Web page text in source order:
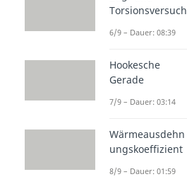
aber nicht so
können. Um
denken wir
Schnittgrößen:
erhalten wir
heißt, wir
zweimal
Torsionsversuch
6/9 – Dauer: 08:39
Hookesche
Gerade
7/9 – Dauer: 03:14
Wärmeausdehn
ungskoeffizient
8/9 – Dauer: 01:59